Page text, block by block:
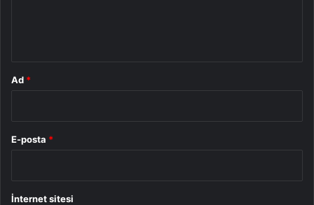
Ad *
E-posta *
İnternet sitesi